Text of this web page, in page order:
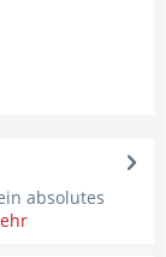
absolutes